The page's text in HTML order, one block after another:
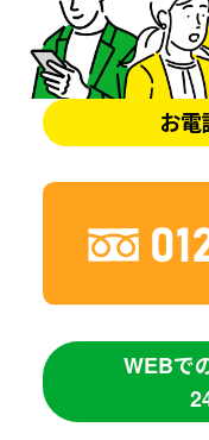
お電
WEBで